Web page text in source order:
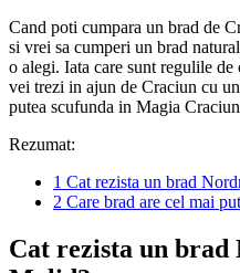
Cand poti cumpara un brad de
si vrei sa cumperi un brad
o alegi. Iata care sunt regulile
vei trezi in ajun de Craciun cu
putea scufunda in Magia
Rezumat:
1 Cat rezista un brad
2 Care brad are cel mai
Cat rezista un brad